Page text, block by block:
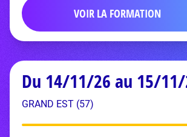
VOIR LA FORMATION
Du 14/11/26 au 15/
GRAND EST (57)